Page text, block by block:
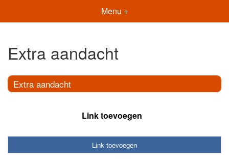
Menu +
Extra aandacht
Extra aandacht
Link toevoegen
Link toevoegen